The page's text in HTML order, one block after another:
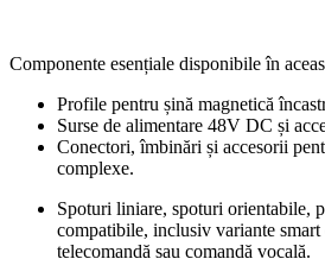
Componente esențiale disponibile în
Profile pentru șină magnetică
Surse de alimentare 48V DC și
Conectori, îmbinări și accesorii
complexe.
Spoturi liniare, spoturi orientabile,
compatibile, inclusiv variante
telecomandă sau comandă vocală.